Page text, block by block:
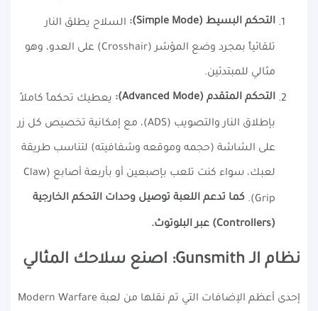
التحكم البسيط (Simple Mode): السلاح يطلق النار
تلقائياً بمجرد وضع المؤشر (Crosshair) على العدو، وهو
مثالي للمبتدئين.
التحكم المتقدم (Advanced Mode): يعطيك تحكماً كاملاً
بإطلاق النار والتصويب (ADS)، مع إمكانية تخصيص كل زر
على الشاشة (حجمه وموقعه وشفافيته) لتناسب طريقة
لعبك، سواء كنت تلعب بإصبعين أو بأربعة أصابع (Claw
Grip). كما تدعم اللعبة توصيل وحدات التحكم الخارجية
(Controllers) عبر البلوتوث.
نظام الـ Gunsmith: اصنع سلاحك المثالي
إحدى أعظم الإضافات التي تم نقلها من لعبة Modern Warfare